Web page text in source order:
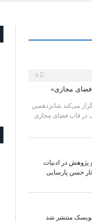
مجازی»
می‌کند شانزدهمین
قاب فضای مجازی
در ادبیات
حسن پارسایی
منتشر شد